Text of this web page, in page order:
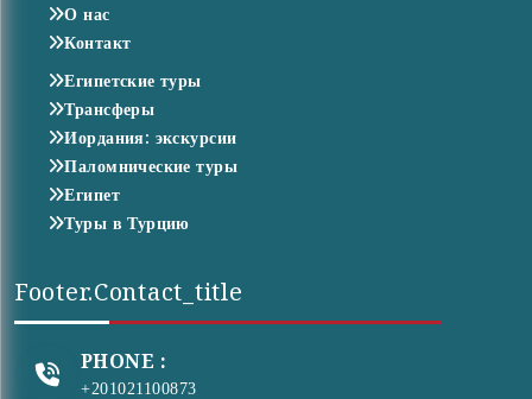
О нас
Контакт
Египетские туры
Трансферы
Иордания: экскурсии
Паломнические туры
Египет
Туры в Турцию
Footer.contact_title
PHONE :
+201021100873